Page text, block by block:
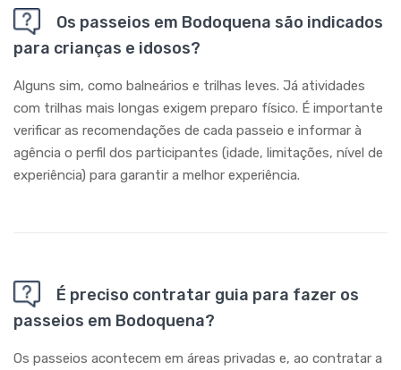
Os passeios em Bodoquena são indicados
para crianças e idosos?
Alguns sim, como balneários e trilhas leves. Já atividades
com trilhas mais longas exigem preparo físico. É importante
verificar as recomendações de cada passeio e informar à
agência o perfil dos participantes (idade, limitações, nível de
experiência) para garantir a melhor experiência.
É preciso contratar guia para fazer os
passeios em Bodoquena?
Os passeios acontecem em áreas privadas e, ao contratar a